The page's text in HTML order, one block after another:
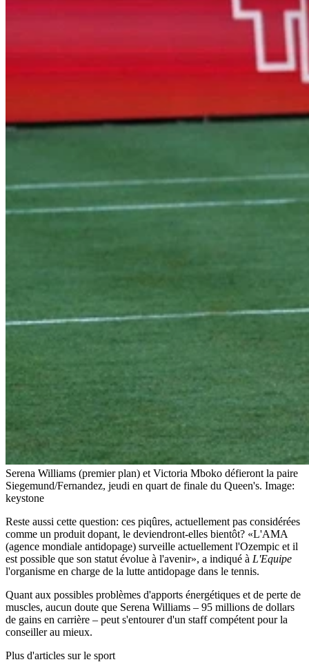
Serena Williams (premier plan) et Victoria Mboko défieront la paire
Siegemund/Fernandez, jeudi en quart de finale du Queen's. Image:
keystone
Reste aussi cette question: ces piqûres, actuellement pas considérées
comme un produit dopant, le deviendront-elles bientôt? «L'AMA
(agence mondiale antidopage) surveille actuellement l'Ozempic et il
est possible que son statut évolue à l'avenir», a indiqué à L'Equipe
l'organisme en charge de la lutte antidopage dans le tennis.
Quant aux possibles problèmes d'apports énergétiques et de perte de
muscles, aucun doute que Serena Williams – 95 millions de dollars
de gains en carrière – peut s'entourer d'un staff compétent pour la
conseiller au mieux.
Plus d'articles sur le sport